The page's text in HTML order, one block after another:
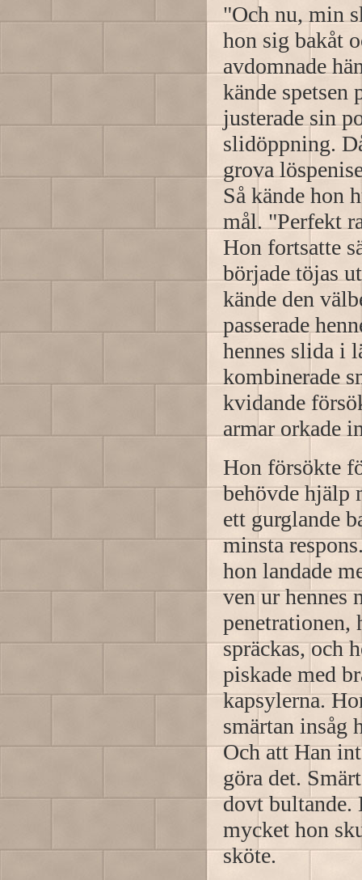
"Och nu, min
hon sig bakåt
avdomnade
kände spetsen
justerade sin
slidöppning.
grova
Så kände hon
mål. "Perfekt
Hon fortsatte
började töjas
kände den
passerade
hennes slida i
kombinerade
kvidande
armar orkade
Hon försökte
behövde hjälp
ett gurglande
minsta
hon landade
ven ur hennes
penetrationen,
spräckas, och
piskade med
kapsylerna.
smärtan insåg
Och att Han
göra det.
dovt bultande.
mycket hon
sköte.